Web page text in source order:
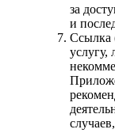
за
и
Ссылка